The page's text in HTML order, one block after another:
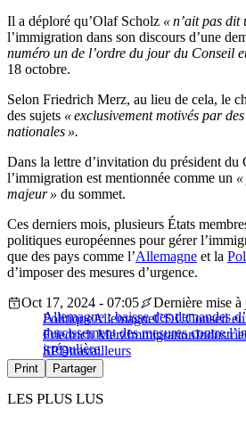
Il a déploré qu’Olaf Scholz « n’ait pas dit
l’immigration dans son discours d’une
numéro un de l’ordre du jour du Conseil
18 octobre.
Selon Friedrich Merz, au lieu de cela, le
des sujets « exclusivement motivés par
nationales ».
Dans la lettre d’invitation du président
l’immigration est mentionnée comme un
majeur » du sommet.
Ces derniers mois, plusieurs États
politiques européennes pour gérer
que des pays comme l’Allemagne et la
d’imposer des mesures d’urgence.
Allemagne : baisse des demandes
durcissement des mesures contre
irrégulière
Oct 17, 2024 - 07:05
Dernière mise
PolitiqueAllemagneCDUConseil
Friedrich MerzImmigrationIndustrie
SPDtravailleurs
Print Partager
LES PLUS LUS